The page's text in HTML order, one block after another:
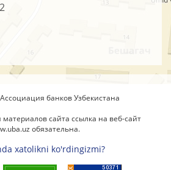
банков Узбекистана
сайта ссылка на веб-сайт
обязательна.
xatolikni ko'rdingizmi?